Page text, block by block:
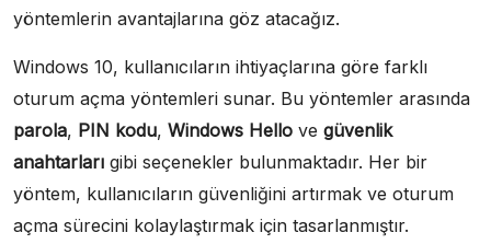
yöntemlerin avantajlarına göz atacağız.
Windows 10, kullanıcıların ihtiyaçlarına göre farklı
oturum açma yöntemleri sunar. Bu yöntemler arasında
parola, PIN kodu, Windows Hello ve güvenlik
anahtarları gibi seçenekler bulunmaktadır. Her bir
yöntem, kullanıcıların güvenliğini artırmak ve oturum
açma sürecini kolaylaştırmak için tasarlanmıştır.